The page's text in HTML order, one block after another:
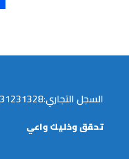
السجل التجاري:4031231328
تحقق وخليك واعي